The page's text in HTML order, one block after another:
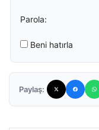
Parola:
Beni hatırla
Paylaş: